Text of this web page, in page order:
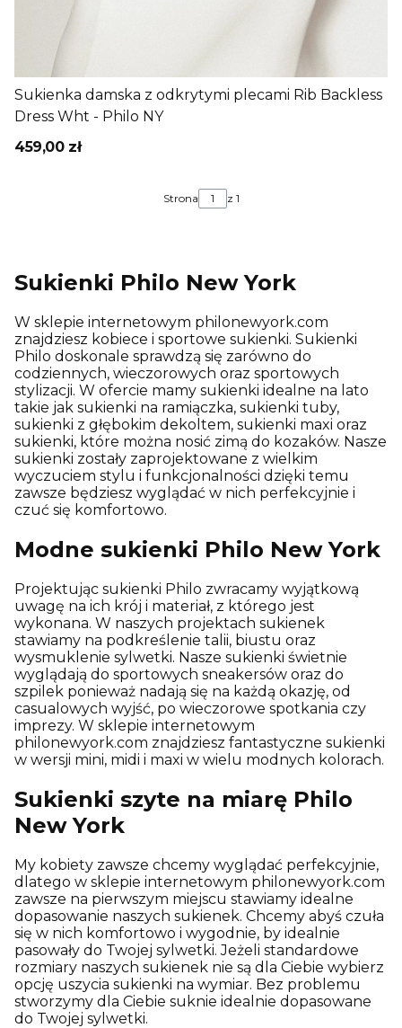
Sukienka damska z odkrytymi plecami Rib Backless
Dress Wht - Philo NY
459,00 zł
Strona z 1
Sukienki Philo New York
W sklepie internetowym philonewyork.com
znajdziesz kobiece i sportowe sukienki. Sukienki
Philo doskonale sprawdzą się zarówno do
codziennych, wieczorowych oraz sportowych
stylizacji. W ofercie mamy sukienki idealne na lato
takie jak sukienki na ramiączka, sukienki tuby,
sukienki z głębokim dekoltem, sukienki maxi oraz
sukienki, które można nosić zimą do kozaków. Nasze
sukienki zostały zaprojektowane z wielkim
wyczuciem stylu i funkcjonalności dzięki temu
zawsze będziesz wyglądać w nich perfekcyjnie i
czuć się komfortowo.
Modne sukienki Philo New York
Projektując sukienki Philo zwracamy wyjątkową
uwagę na ich krój i materiał, z którego jest
wykonana. W naszych projektach sukienek
stawiamy na podkreślenie talii, biustu oraz
wysmuklenie sylwetki. Nasze sukienki świetnie
wyglądają do sportowych sneakersów oraz do
szpilek ponieważ nadają się na każdą okazję, od
casualowych wyjść, po wieczorowe spotkania czy
imprezy. W sklepie internetowym
philonewyork.com znajdziesz fantastyczne sukienki
w wersji mini, midi i maxi w wielu modnych kolorach.
Sukienki szyte na miarę Philo
New York
My kobiety zawsze chcemy wyglądać perfekcyjnie,
dlatego w sklepie internetowym philonewyork.com
zawsze na pierwszym miejscu stawiamy idealne
dopasowanie naszych sukienek. Chcemy abyś czuła
się w nich komfortowo i wygodnie, by idealnie
pasowały do Twojej sylwetki. Jeżeli standardowe
rozmiary naszych sukienek nie są dla Ciebie wybierz
opcję uszycia sukienki na wymiar. Bez problemu
stworzymy dla Ciebie suknie idealnie dopasowane
do Twojej sylwetki.